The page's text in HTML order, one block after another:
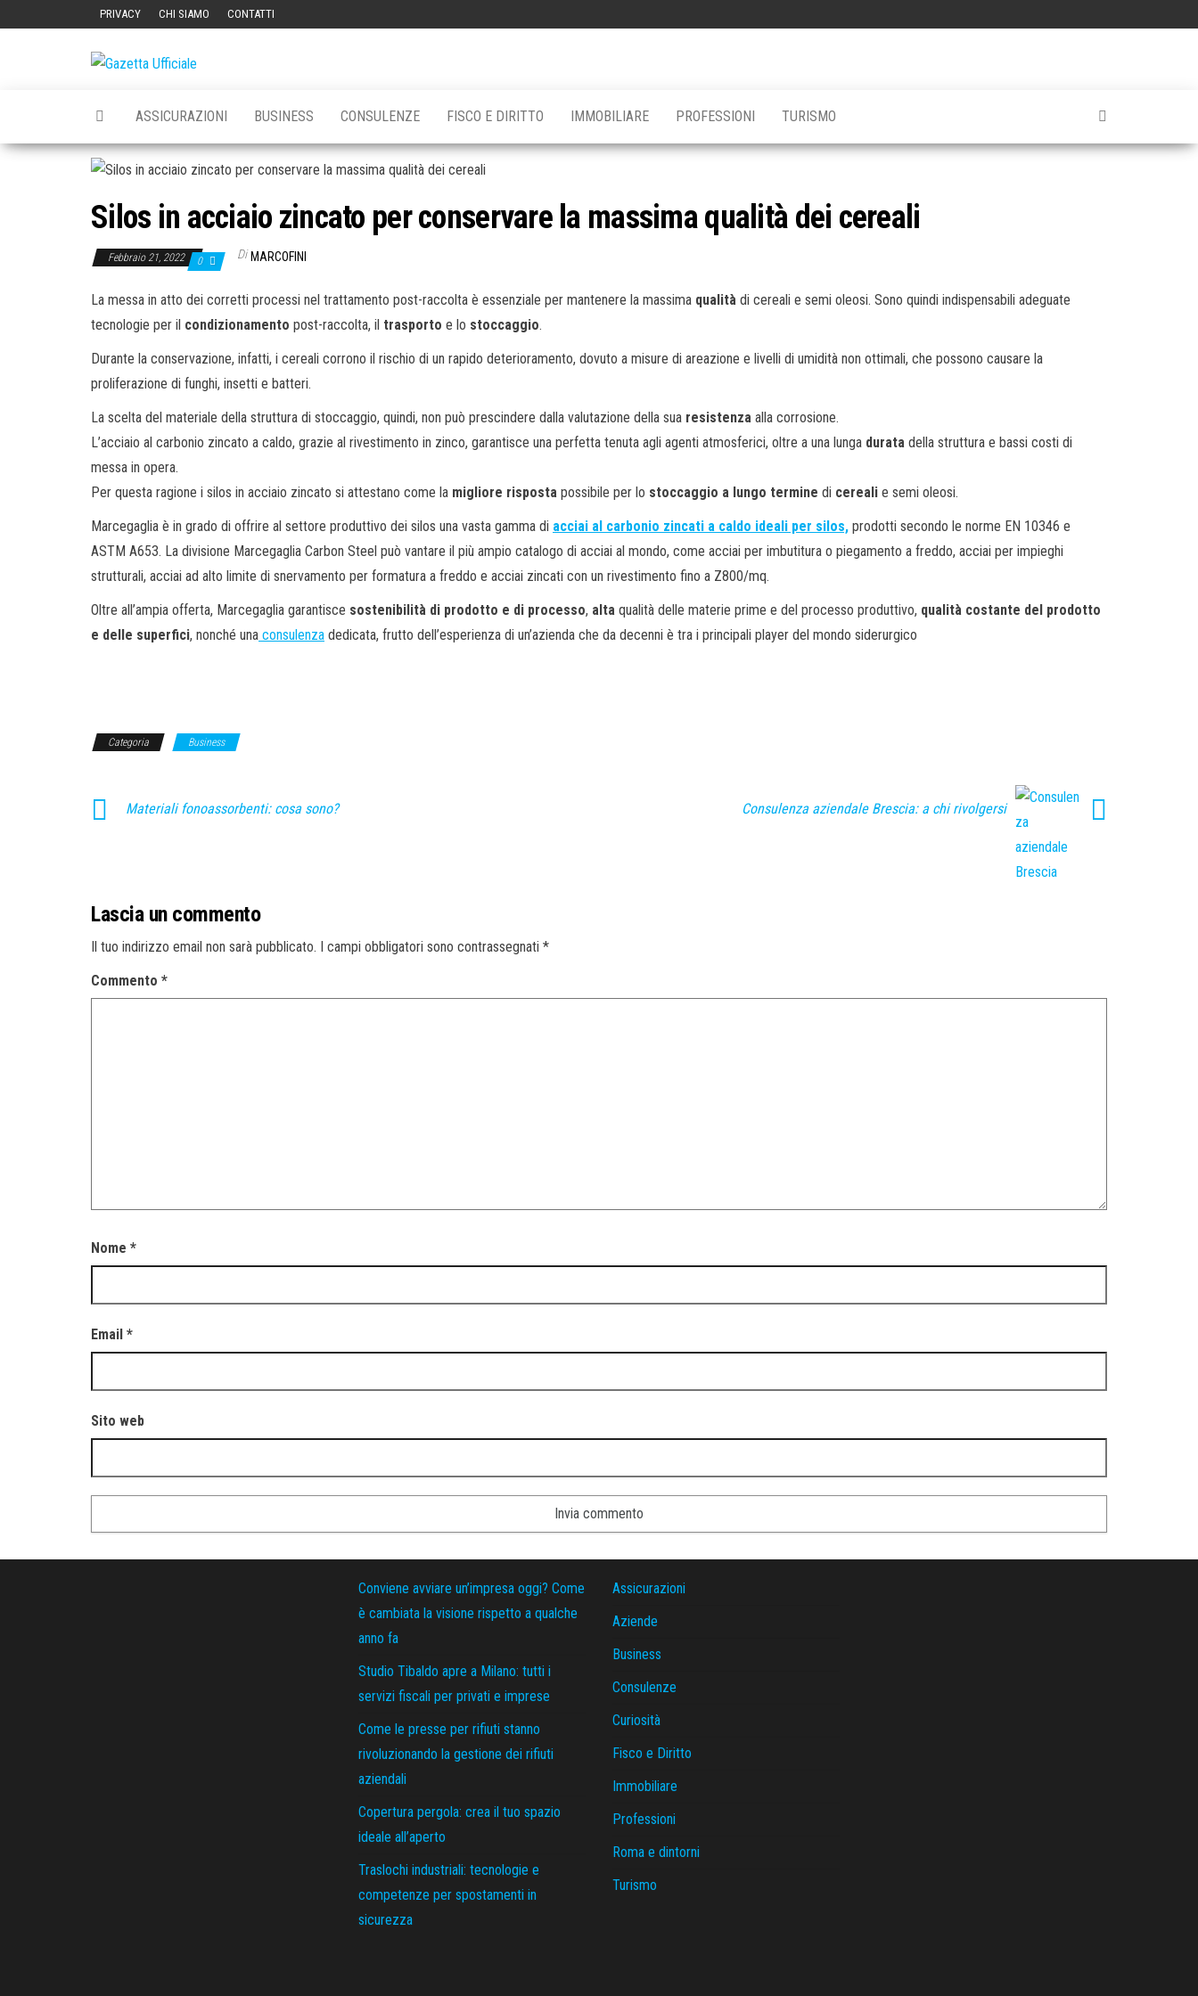
PRIVACY CHI SIAMO CONTATTI
Ufficiale
Ufficiale
ASSICURAZIONI BUSINESS CONSULENZE FISCO E DIRITTO IMMOBILIARE PROFESSIONI TURISMO
Silos in acciaio zincato per conservare la massima qualità dei cereali
Febbraio 21, 2022 0 Di MARCOFINI
La messa in atto dei corretti processi nel trattamento post-raccolta è essenziale per mantenere la massima qualità di cereali e semi oleosi. Sono quindi indispensabili adeguate
tecnologie per il condizionamento post-raccolta, il trasporto e lo stoccaggio.
Durante la conservazione, infatti, i cereali corrono il rischio di un rapido deterioramento, dovuto a misure di areazione e livelli di umidità non ottimali, che possono causare la
proliferazione di funghi, insetti e batteri.
La scelta del materiale della struttura di stoccaggio, quindi, non può prescindere dalla valutazione della sua resistenza alla corrosione.
L’acciaio al carbonio zincato a caldo, grazie al rivestimento in zinco, garantisce una perfetta tenuta agli agenti atmosferici, oltre a una lunga durata della struttura e bassi costi di
messa in opera.
Per questa ragione i silos in acciaio zincato si attestano come la migliore risposta possibile per lo stoccaggio a lungo termine di cereali e semi oleosi.
Marcegaglia è in grado di offrire al settore produttivo dei silos una vasta gamma di acciai al carbonio zincati a caldo ideali per silos, prodotti secondo le norme EN 10346 e
ASTM A653. La divisione Marcegaglia Carbon Steel può vantare il più ampio catalogo di acciai al mondo, come acciai per imbutitura o piegamento a freddo, acciai per impieghi
strutturali, acciai ad alto limite di snervamento per formatura a freddo e acciai zincati con un rivestimento fino a Z800/mq.
Oltre all’ampia offerta, Marcegaglia garantisce sostenibilità di prodotto e di processo, alta qualità delle materie prime e del processo produttivo, qualità costante del prodotto
e delle superfici, nonché una consulenza dedicata, frutto dell’esperienza di un’azienda che da decenni è tra i principali player del mondo siderurgico
Categoria Business
Materiali fonoassorbenti: cosa sono? Consulenza aziendale Brescia: a chi rivolgersi
Lascia un commento
Il tuo indirizzo email non sarà pubblicato. I campi obbligatori sono contrassegnati *
Commento *
Nome *
Email *
Sito web
Conviene avviare un’impresa oggi? Come
è cambiata la visione rispetto a qualche
anno fa
Studio Tibaldo apre a Milano: tutti i
servizi fiscali per privati e imprese
Come le presse per rifiuti stanno
rivoluzionando la gestione dei rifiuti
aziendali
Copertura pergola: crea il tuo spazio
ideale all’aperto
Traslochi industriali: tecnologie e
competenze per spostamenti in
sicurezza
Assicurazioni
Aziende
Business
Consulenze
Curiosità
Fisco e Diritto
Immobiliare
Professioni
Roma e dintorni
Turismo